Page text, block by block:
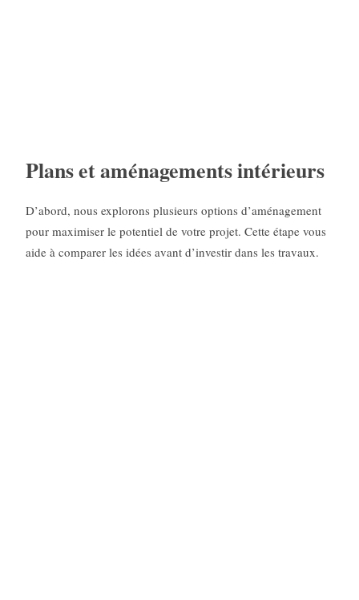
Plans et aménagements intérieurs
D’abord, nous explorons plusieurs options d’aménagement
pour maximiser le potentiel de votre projet. Cette étape vous
aide à comparer les idées avant d’investir dans les travaux.